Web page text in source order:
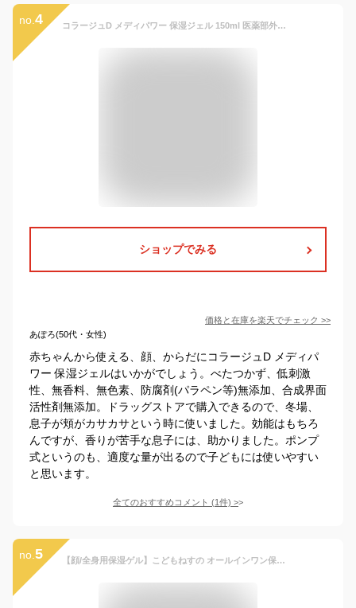
no. 4 コラージュD メディパワー 保湿ジェル 150ml 医薬部外品 保湿 スキンケア 顔 からだ 低刺激性 無香料 無色素 べたつかない 防腐剤無添加 赤ちゃん 子ども 敏感肌 高齢 家族 乾燥肌 カサカサ肌 高保湿 アトピー体質 しっとり すべすべ 肌に優しい 美肌 みずみずしい 日本製
ショップでみる
価格と在庫を楽天でチェック >>
あぽろ(50代・女性)
赤ちゃんから使える、顔、からだにコラージュD メディパ
ワー 保湿ジェルはいかがでしょう。べたつかず、低刺激
性、無香料、無色素、防腐剤(パラペン等)無添加、合成界面
活性剤無添加。ドラッグストアで購入できるので、冬場、
息子が頬がカサカサという時に使いました。効能はもちろ
んですが、香りが苦手な息子には、助かりました。ポンプ
式というのも、適度な量が出るので子どもには使いやすい
と思います。
全てのおすすめコメント (1件) >
no. 5 【顔/全身用保湿ゲル】こどもねすの オールインワン保湿ゲル 250g ［LDKベストバイ受賞］ 敏感肌 新生児 乳幼児 低刺激 乾燥肌 顔/全身用 うるおい 保湿 無添加 天然由来